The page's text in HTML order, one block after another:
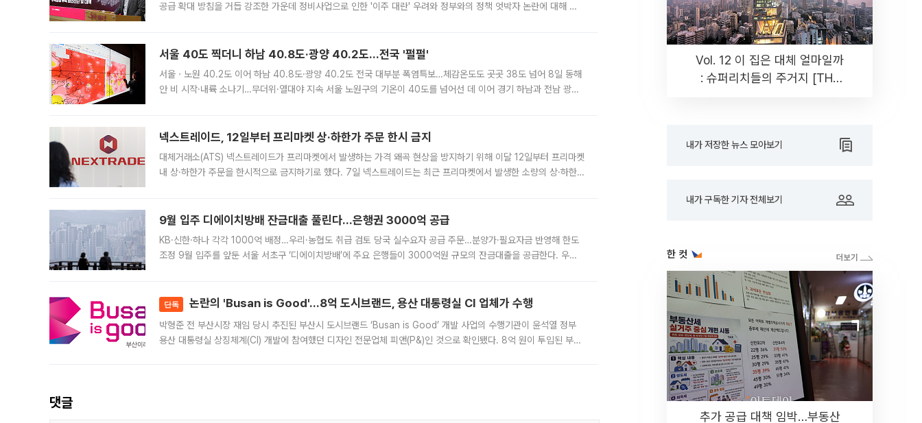
공급 확대 방침을 거듭 강조한 가운데 정비사업으로 인한 '이주 대란' 우려와 정부와의 정책 엇박자 논란에 대해 정
서울 40도 찍더니 하남 40.8도·광양 40.2도…전국 '펄펄'
서울ㆍ노원 40.2도 이어 하남 40.8도·광양 40.2도 전국 대부분 폭염특보…체감온도도 곳곳 38도 넘어 8일 동해
안 비 시작·내륙 소나기…무더위·열대야 지속 서울 노원구의 기온이 40도를 넘어선 데 이어 경기 하남과 전남 광양
넥스트레이드, 12일부터 프리마켓 상·하한가 주문 한시 금지
대체거래소(ATS) 넥스트레이드가 프리마켓에서 발생하는 가격 왜곡 현상을 방지하기 위해 이달 12일부터 프리마켓
내 상·하한가 주문을 한시적으로 금지하기로 했다. 7일 넥스트레이드는 최근 프리마켓에서 발생한 소량의 상·하한
9월 입주 디에이치방배 잔금대출 풀린다…은행권 3000억 공급
KB·신한·하나 각각 1000억 배정…우리·농협도 취급 검토 당국 실수요자 공급 주문…분양가·필요자금 반영해 한도
조정 9월 입주를 앞둔 서울 서초구 ‘디에이치방배’에 주요 은행들이 3000억원 규모의 잔금대출을 공급한다. 우리
단독 논란의 'Busan is Good'…8억 도시브랜드, 용산 대통령실 CI 업체가 수행
박형준 전 부산시장 재임 당시 추진된 부산시 도시브랜드 ‘Busan is Good’ 개발 사업의 수행기관이 윤석열 정부
용산 대통령실 상징체계(CI) 개발에 참여했던 디자인 전문업체 피앤(P&)인 것으로 확인됐다. 8억 원이 투입된 부산
댓글
Vol. 12 이 집은 대체 얼마일까
: 슈퍼리치들의 주거지 [THE
내가 저장한 뉴스 모아보기
내가 구독한 기자 전체보기
한 컷
추가 공급 대책 임박…부동산